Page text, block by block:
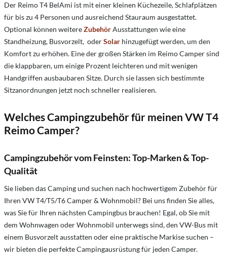
Der Reimo T4 BelAmi ist mit einer kleinen Küchezeile, Schlafplätzen
für bis zu 4 Personen und ausreichend Stauraum ausgestattet.
Optional können weitereZubehörAusstattungen wie eine
Standheizung, Busvorzelt, oderSolar hinzugefügt werden, um den
Komfort zu erhöhen.​ Eine der großen Stärken im Reimo Camper sind
die klappbaren, um einige Prozent leichteren und mit wenigen
Handgriffen ausbaubaren Sitze. Durch sie lassen sich bestimmte
Sitzanordnungen jetzt noch schneller realisieren.
Welches Campingzubehör für meinen VW T4
Reimo Camper?
Campingzubehör vom Feinsten: Top-Marken & Top-
Qualität
Sie lieben das Camping und suchen nach hochwertigem Zubehör für
Ihren VW T4/T5/T6 Camper & Wohnmobil? Bei uns finden Sie alles,
was Sie für Ihren nächsten Campingbus brauchen! Egal, ob Sie mit
dem Wohnwagen oder Wohnmobil unterwegs sind, den VW-Bus mit
einem Busvorzelt ausstatten oder eine praktische Markise suchen –
wir bieten die perfekte Campingausrüstung für jeden Camper.